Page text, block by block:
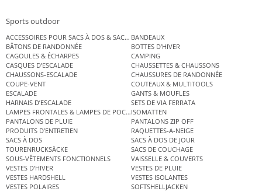
Sports outdoor
ACCESSOIRES POUR SACS À DOS & SACS ÉTANCHES
BANDEAUX
BÂTONS DE RANDONNÉE
BOTTES D’HIVER
CAGOULES & ÉCHARPES
CAMPING
CASQUES D’ESCALADE
CHAUSSETTES & CHAUSSONS
CHAUSSONS-ESCALADE
CHAUSSURES DE RANDONNÉE
COUPE-VENT
COUTEAUX & MULTITOOLS
ESCALADE
GANTS & MOUFLES
HARNAIS D’ESCALADE
SETS DE VIA FERRATA
LAMPES FRONTALES & LAMPES DE POCHEISOMATTEN
PANTALONS DE PLUIE
PANTALONS ZIP OFF
PRODUITS D’ENTRETIEN
RAQUETTES-A-NEIGE
SACS À DOS
SACS À DOS DE JOUR
TOURENRUCKSÄCKE
SACS DE COUCHAGE
SOUS-VÊTEMENTS FONCTIONNELS
VAISSELLE & COUVERTS
VESTES D’HIVER
VESTES DE PLUIE
VESTES HARDSHELL
VESTES ISOLANTES
VESTES POLAIRES
SOFTSHELLJACKEN